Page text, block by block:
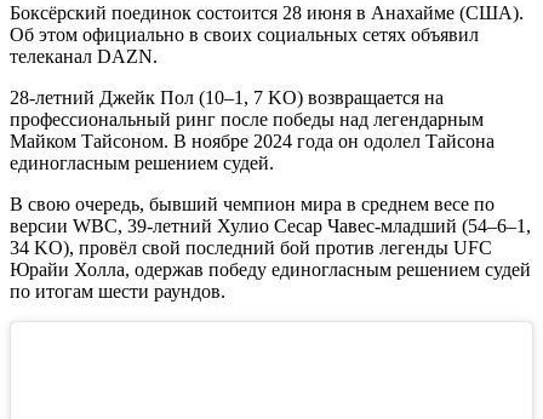
Боксёрский поединок состоится 28 июня в Анахайме (США).
Об этом официально в своих социальных сетях объявил
телеканал DAZN.
28-летний Джейк Пол (10–1, 7 KO) возвращается на
профессиональный ринг после победы над легендарным
Майком Тайсоном. В ноябре 2024 года он одолел Тайсона
единогласным решением судей.
В свою очередь, бывший чемпион мира в среднем весе по
версии WBC, 39-летний Хулио Сесар Чавес-младший (54–6–1,
34 KO), провёл свой последний бой против легенды UFC
Юрайи Холла, одержав победу единогласным решением судей
по итогам шести раундов.